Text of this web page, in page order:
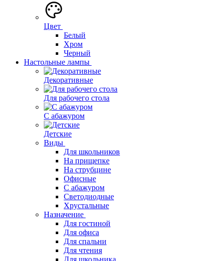
Цвет
Белый
Хром
Черный
Настольные лампы
Декоративные
Для рабочего стола
С абажуром
Детские
Виды
Для школьников
На прищепке
На струбцине
Офисные
С абажуром
Светодиодные
Хрустальные
Назначение
Для гостиной
Для офиса
Для спальни
Для чтения
Для школьника